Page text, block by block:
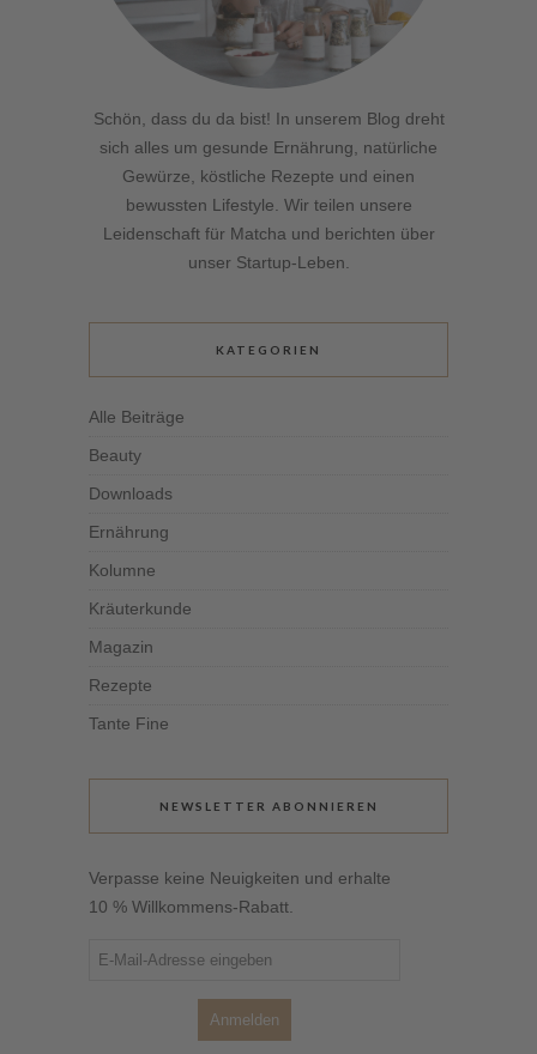
Schön, dass du da bist! In unserem Blog dreht
sich alles um gesunde Ernährung, natürliche
Gewürze, köstliche Rezepte und einen
bewussten Lifestyle. Wir teilen unsere
Leidenschaft für Matcha und berichten über
unser Startup-Leben.
KATEGORIEN
Alle Beiträge
Beauty
Downloads
Ernährung
Kolumne
Kräuterkunde
Magazin
Rezepte
Tante Fine
NEWSLETTER ABONNIEREN
Verpasse keine Neuigkeiten und erhalte
10 % Willkommens-Rabatt.
Anmelden